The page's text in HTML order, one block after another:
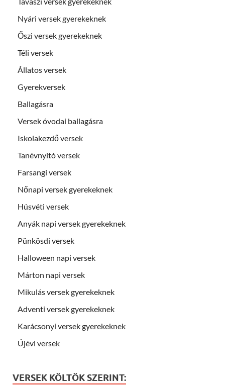
Nyári versek gyerekeknek
Őszi versek gyerekeknek
Téli versek
Állatos versek
Gyerekversek
Ballagásra
Versek óvodai ballagásra
Iskolakezdő versek
Tanévnyitó versek
Farsangi versek
Nőnapi versek gyerekeknek
Húsvéti versek
Anyák napi versek gyerekeknek
Pünkösdi versek
Halloween napi versek
Márton napi versek
Mikulás versek gyerekeknek
Adventi versek gyerekeknek
Karácsonyi versek gyerekeknek
Újévi versek
VERSEK KÖLTÖK SZERINT: